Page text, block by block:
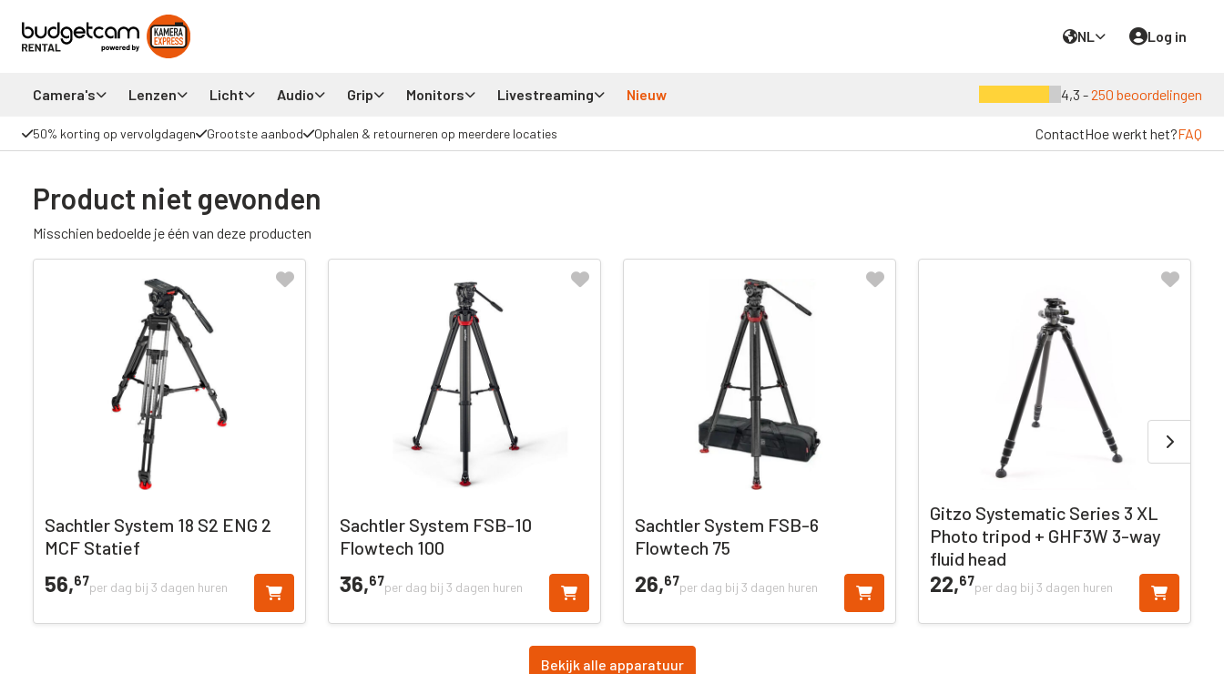
NL Log in
Camera's Lenzen Licht Audio Grip Monitors Livestreaming Nieuw 4,3 -250 beoordelingen
50% korting op vervolgdagen Grootste aanbod Ophalen & retourneren op meerdere locaties ContactHoe werkt het?FAQ
Product niet gevonden
Misschien bedoelde je één van deze producten
Sachtler System 18 S2 ENG 2
MCF Statief
56,67per dag bij 3 dagen huren
Sachtler System FSB-10
Flowtech 100
36,67per dag bij 3 dagen huren
Sachtler System FSB-6
Flowtech 75
26,67per dag bij 3 dagen huren
Gitzo Systematic Series 3 XL
Photo tripod + GHF3W 3-way
fluid head
22,67per dag bij 3 dagen huren
Bekijk alle apparatuur